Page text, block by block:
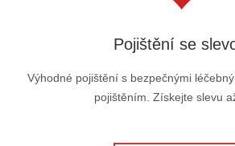
Pojištění se
Výhodné pojištění s bezpečnými
pojištěním. Získejte slevu